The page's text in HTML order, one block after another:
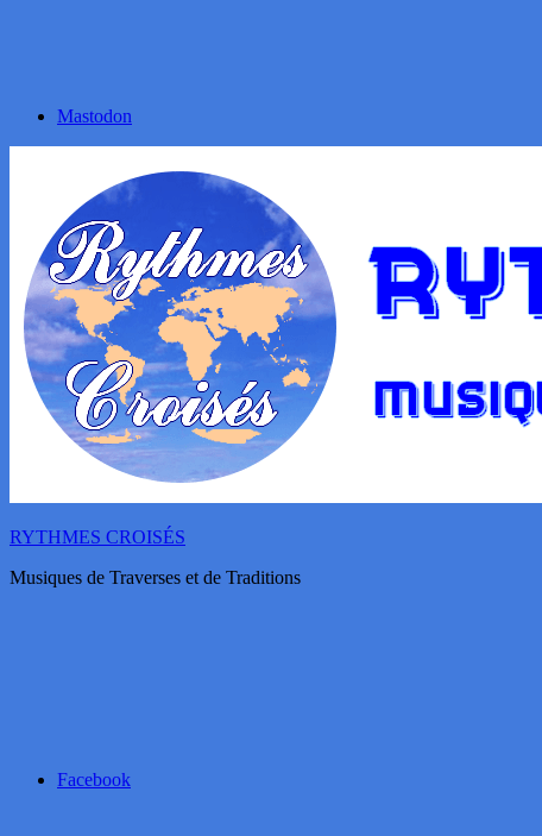
Mastodon
RYTHMES CROISÉS
Musiques de Traverses et de Traditions
Facebook